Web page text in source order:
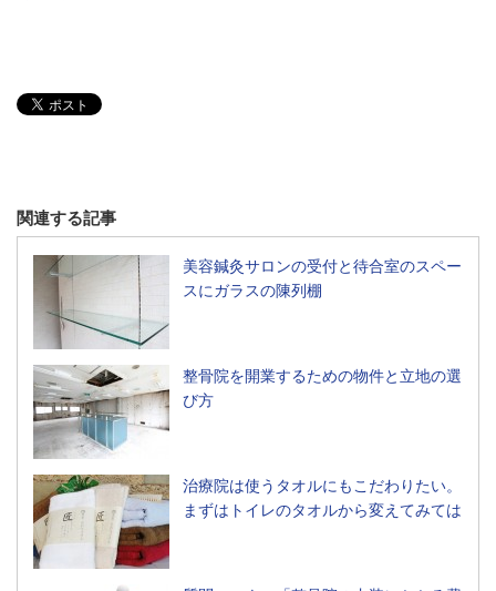
関連する記事
美容鍼灸サロンの受付と待合室のスペー
スにガラスの陳列棚
整骨院を開業するための物件と立地の選
び方
治療院は使うタオルにもこだわりたい。
まずはトイレのタオルから変えてみては